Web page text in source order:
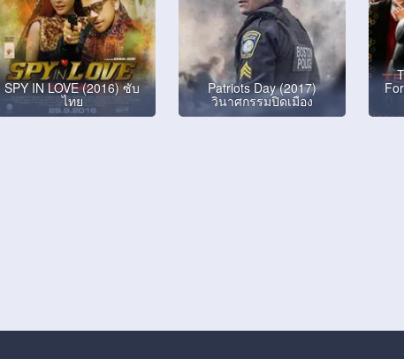
SPY IN LOVE (2016) ซับ
ไทย
Patriots Day (2017)
วินาศกรรมปิดเมือง